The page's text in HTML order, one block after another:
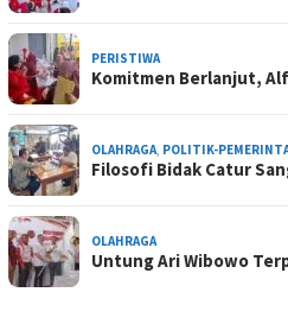
PERISTIWA
Komitmen Berlanjut,
OLAHRAGA, POLITIK-
Filosofi Bidak Catur
OLAHRAGA
Untung Ari Wibowo